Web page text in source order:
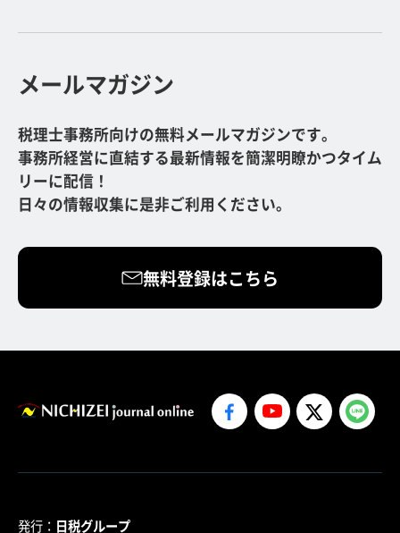
メールマガジン
税理士事務所向けの無料メールマガジンです。
事務所経営に直結する最新情報を簡潔明瞭かつタイム
リーに配信！
日々の情報収集に是非ご利用ください。
無料登録はこちら
発行： 日税グループ